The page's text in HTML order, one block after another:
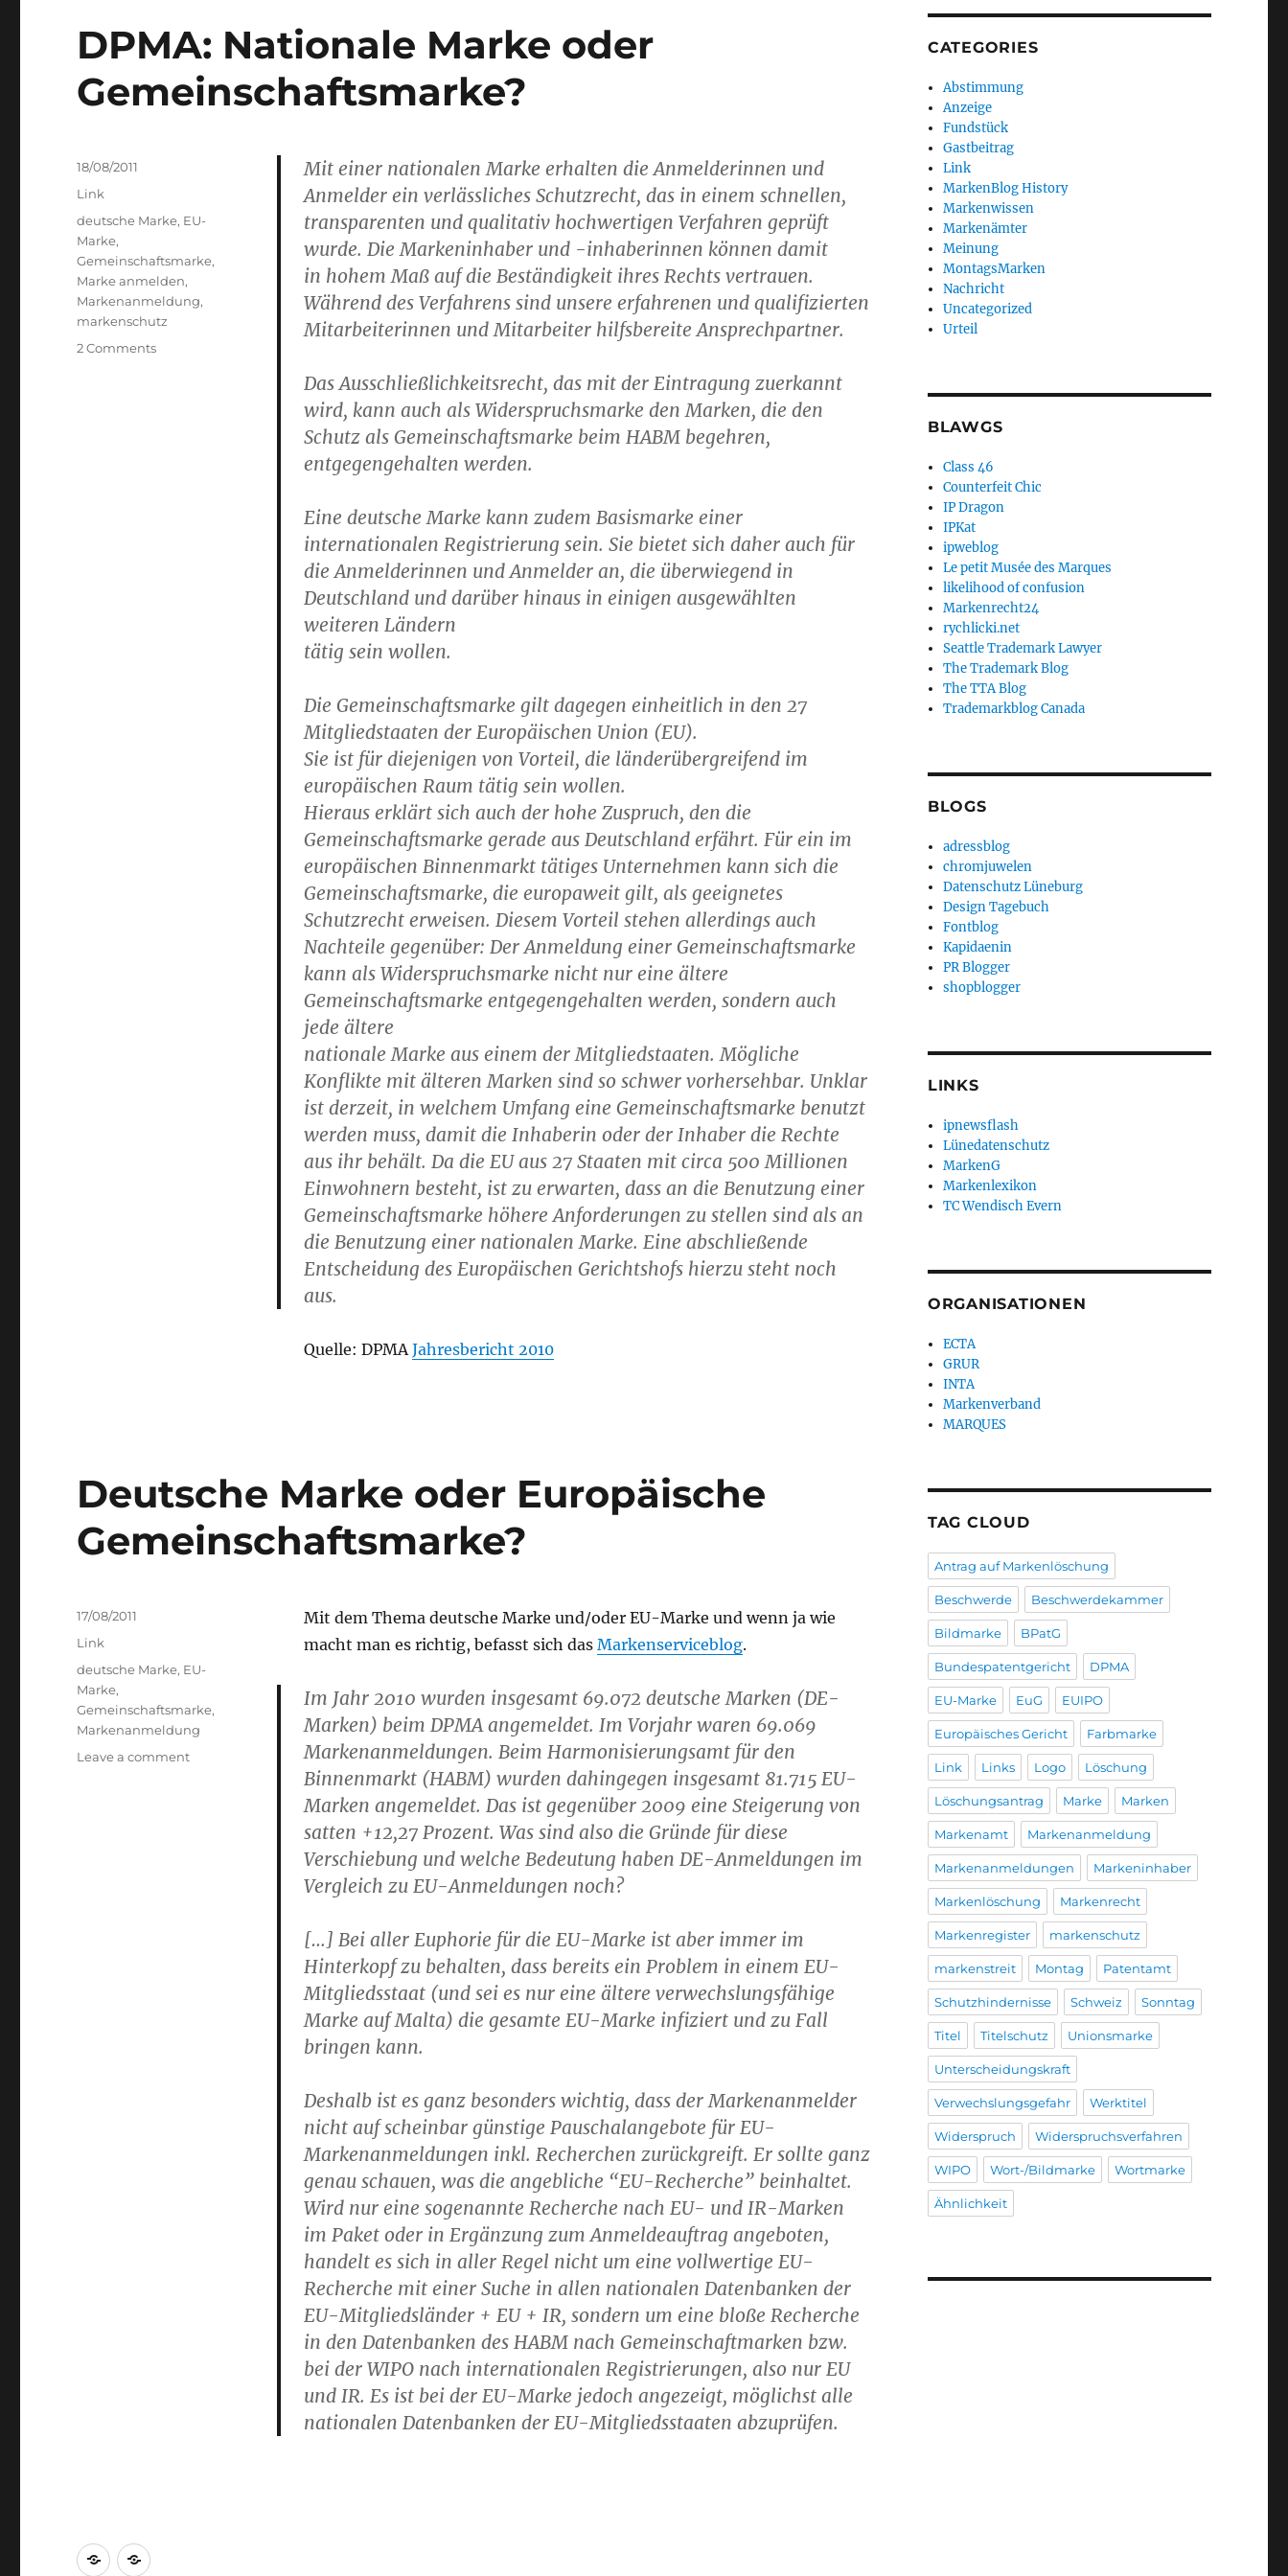
DPMA: Nationale Marke oder
Gemeinschaftsmarke?
Mit einer nationalen Marke erhalten die Anmelderinnen und
Anmelder ein verlässliches Schutzrecht, das in einem schnellen,
transparenten und qualitativ hochwertigen Verfahren geprüft
wurde. Die Markeninhaber und -inhaberinnen können damit
in hohem Maß auf die Beständigkeit ihres Rechts vertrauen.
Während des Verfahrens sind unsere erfahrenen und qualifizierten
Mitarbeiterinnen und Mitarbeiter hilfsbereite Ansprechpartner.
Das Ausschließlichkeitsrecht, das mit der Eintragung zuerkannt
wird, kann auch als Widerspruchsmarke den Marken, die den
Schutz als Gemeinschaftsmarke beim HABM begehren,
entgegengehalten werden.
Eine deutsche Marke kann zudem Basismarke einer
internationalen Registrierung sein. Sie bietet sich daher auch für
die Anmelderinnen und Anmelder an, die überwiegend in
Deutschland und darüber hinaus in einigen ausgewählten
weiteren Ländern
tätig sein wollen.
Die Gemeinschaftsmarke gilt dagegen einheitlich in den 27
Mitgliedstaaten der Europäischen Union (EU).
Sie ist für diejenigen von Vorteil, die länderübergreifend im
europäischen Raum tätig sein wollen.
Hieraus erklärt sich auch der hohe Zuspruch, den die
Gemeinschaftsmarke gerade aus Deutschland erfährt. Für ein im
europäischen Binnenmarkt tätiges Unternehmen kann sich die
Gemeinschaftsmarke, die europaweit gilt, als geeignetes
Schutzrecht erweisen. Diesem Vorteil stehen allerdings auch
Nachteile gegenüber: Der Anmeldung einer Gemeinschaftsmarke
kann als Widerspruchsmarke nicht nur eine ältere
Gemeinschaftsmarke entgegengehalten werden, sondern auch
jede ältere
nationale Marke aus einem der Mitgliedstaaten. Mögliche
Konflikte mit älteren Marken sind so schwer vorhersehbar. Unklar
ist derzeit, in welchem Umfang eine Gemeinschaftsmarke benutzt
werden muss, damit die Inhaberin oder der Inhaber die Rechte
aus ihr behält. Da die EU aus 27 Staaten mit circa 500 Millionen
Einwohnern besteht, ist zu erwarten, dass an die Benutzung einer
Gemeinschaftsmarke höhere Anforderungen zu stellen sind als an
die Benutzung einer nationalen Marke. Eine abschließende
Entscheidung des Europäischen Gerichtshofs hierzu steht noch
aus.
Quelle: DPMAJahresbericht 2010
Posted
on
18/08/2011
Categories
Link
Tags
deutsche Marke, EU-
Marke,
Gemeinschaftsmarke,
Marke anmelden,
Markenanmeldung,
markenschutz
2 Commentson
Deutsche Marke oder Europäische
Gemeinschaftsmarke?
Mit dem Thema deutsche Marke und/oder EU-Marke und wenn ja wie
macht man es richtig, befasst sich das Markenserviceblog.
Im Jahr 2010 wurden insgesamt 69.072 deutsche Marken (DE-
Marken) beim DPMA angemeldet. Im Vorjahr waren 69.069
Markenanmeldungen. Beim Harmonisierungsamt für den
Binnenmarkt (HABM) wurden dahingegen insgesamt 81.715 EU-
Marken angemeldet. Das ist gegenüber 2009 eine Steigerung von
satten +12,27 Prozent. Was sind also die Gründe für diese
Verschiebung und welche Bedeutung haben DE-Anmeldungen im
Vergleich zu EU-Anmeldungen noch?
[…] Bei aller Euphorie für die EU-Marke ist aber immer im
Hinterkopf zu behalten, dass bereits ein Problem in einem EU-
Mitgliedsstaat (und sei es nur eine ältere verwechslungsfähige
Marke auf Malta) die gesamte EU-Marke infiziert und zu Fall
bringen kann.
Deshalb ist es ganz besonders wichtig, dass der Markenanmelder
nicht auf scheinbar günstige Pauschalangebote für EU-
Markenanmeldungen inkl. Recherchen zurückgreift. Er sollte ganz
genau schauen, was die angebliche “EU-Recherche” beinhaltet.
Wird nur eine sogenannte Recherche nach EU- und IR-Marken
im Paket oder in Ergänzung zum Anmeldeauftrag angeboten,
handelt es sich in aller Regel nicht um eine vollwertige EU-
Recherche mit einer Suche in allen nationalen Datenbanken der
EU-Mitgliedsländer + EU + IR, sondern um eine bloße Recherche
in den Datenbanken des HABM nach Gemeinschaftmarken bzw.
bei der WIPO nach internationalen Registrierungen, also nur EU
und IR. Es ist bei der EU-Marke jedoch angezeigt, möglichst alle
nationalen Datenbanken der EU-Mitgliedsstaaten abzuprüfen.
Posted
on
17/08/2011
Categories
Link
Tags
deutsche Marke, EU-
Marke,
Gemeinschaftsmarke,
Markenanmeldung
Leave a commenton
Gemeinschaftsmarke?
CATEGORIES
Abstimmung
Anzeige
Fundstück
Gastbeitrag
Link
MarkenBlog History
Markenwissen
Markenämter
Meinung
MontagsMarken
Nachricht
Uncategorized
Urteil
BLAWGS
Class 46
Counterfeit Chic
IP Dragon
IPKat
ipweblog
Le petit Musée des Marques
likelihood of confusion
Markenrecht24
rychlicki.net
Seattle Trademark Lawyer
The Trademark Blog
The TTA Blog
Trademarkblog Canada
BLOGS
adressblog
chromjuwelen
Datenschutz Lüneburg
Design Tagebuch
Fontblog
Kapidaenin
PR Blogger
shopblogger
LINKS
ipnewsflash
Lünedatenschutz
MarkenG
Markenlexikon
TC Wendisch Evern
ORGANISATIONEN
ECTA
GRUR
INTA
Markenverband
MARQUES
TAG CLOUD
Antrag auf Markenlöschung
Beschwerde Beschwerdekammer
Bildmarke BPatG
Bundespatentgericht DPMA
EU-Marke EuG EUIPO
Europäisches Gericht Farbmarke
Link Links Logo Löschung
Löschungsantrag Marke Marken
Markenamt Markenanmeldung
Markenanmeldungen Markeninhaber
Markenlöschung Markenrecht
Markenregister markenschutz
markenstreit Montag Patentamt
Schutzhindernisse Schweiz Sonntag
Titel Titelschutz Unionsmarke
Unterscheidungskraft
Verwechslungsgefahr Werktitel
Widerspruch Widerspruchsverfahren
WIPO Wort-/Bildmarke Wortmarke
Ähnlichkeit
Markenrecherche
Gastbeiträge